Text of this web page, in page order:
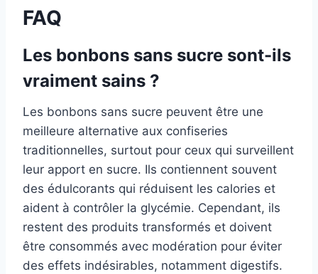
FAQ
Les bonbons sans sucre sont-ils
vraiment sains ?
Les bonbons sans sucre peuvent être une
meilleure alternative aux confiseries
traditionnelles, surtout pour ceux qui surveillent
leur apport en sucre. Ils contiennent souvent
des édulcorants qui réduisent les calories et
aident à contrôler la glycémie. Cependant, ils
restent des produits transformés et doivent
être consommés avec modération pour éviter
des effets indésirables, notamment digestifs.